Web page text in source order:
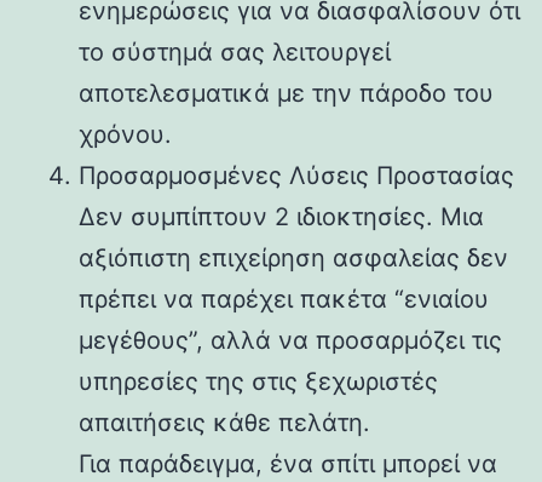
ενημερώσεις για να διασφαλίσουν ότι
το σύστημά σας λειτουργεί
αποτελεσματικά με την πάροδο του
χρόνου.
Προσαρμοσμένες Λύσεις Προστασίας
Δεν συμπίπτουν 2 ιδιοκτησίες. Μια
αξιόπιστη επιχείρηση ασφαλείας δεν
πρέπει να παρέχει πακέτα “ενιαίου
μεγέθους”, αλλά να προσαρμόζει τις
υπηρεσίες της στις ξεχωριστές
απαιτήσεις κάθε πελάτη.
Για παράδειγμα, ένα σπίτι μπορεί να